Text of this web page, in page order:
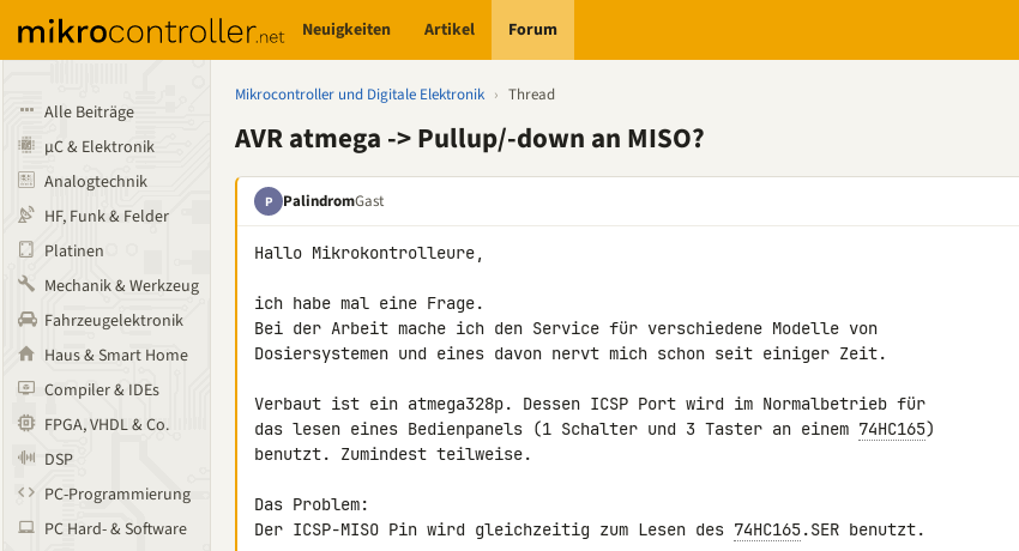
Neuigkeiten Artikel Forum
Alle Beiträge
µC & Elektronik
Analogtechnik
HF, Funk & Felder
Platinen
Mechanik & Werkzeug
Fahrzeugelektronik
Haus & Smart Home
Compiler & IDEs
FPGA, VHDL & Co.
DSP
PC-Programmierung
PC Hard- & Software
Mikrocontroller und Digitale Elektronik › Thread
AVR atmega -> Pullup/-down an MISO?
P PalindromGast
Hallo Mikrokontrolleure,
ich habe mal eine Frage.
Bei der Arbeit mache ich den Service für verschiedene Modelle von
Dosiersystemen und eines davon nervt mich schon seit einiger Zeit.
Verbaut ist ein atmega328p. Dessen ICSP Port wird im Normalbetrieb für
das lesen eines Bedienpanels (1 Schalter und 3 Taster an einem 74HC165)
benutzt. Zumindest teilweise.
Das Problem:
Der ICSP-MISO Pin wird gleichzeitig zum Lesen des 74HC165.SER benutzt.